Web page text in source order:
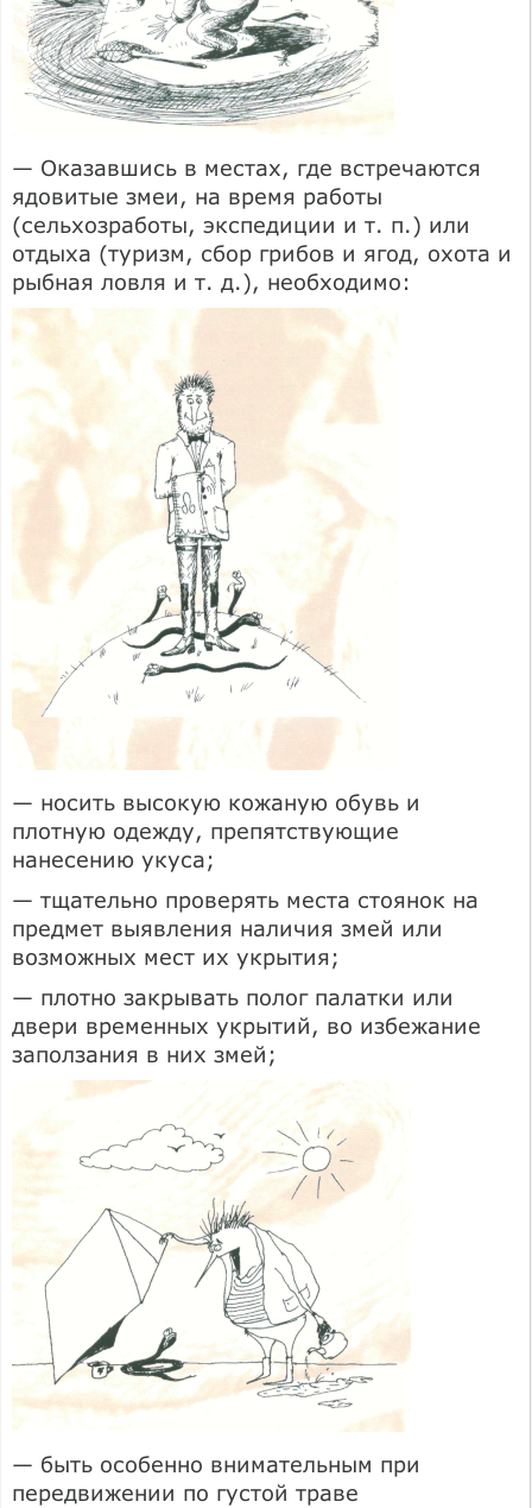
— Оказавшись в местах, где встречаются
ядовитые змеи, на время работы
(сельхозработы, экспедиции и т. п.) или
отдыха (туризм, сбор грибов и ягод, охота и
рыбная ловля и т. д.), необходимо:
— носить высокую кожаную обувь и
плотную одежду, препятствующие
нанесению укуса;
— тщательно проверять места стоянок на
предмет выявления наличия змей или
возможных мест их укрытия;
— плотно закрывать полог палатки или
двери временных укрытий, во избежание
заползания в них змей;
— быть особенно внимательным при
передвижении по густой траве